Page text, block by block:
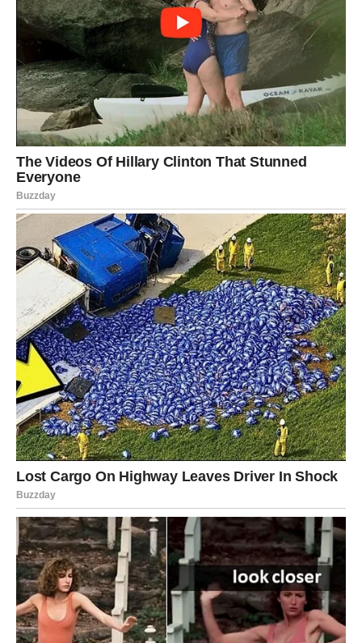
Podrška porodice kao temelj uspjeha
Jedan od ključnih faktora njenog uspjeha bila je podrška
porodice, posebno njenog oca, koji joj je pružao savjete i
ohrabrenje. U trenucima kada su sumnje počinjale da se
javljaju, njegova podrška bila je od suštinskog značaja. On joj
je omogućio da se fokusira na stvaranje muzike, umjesto na
pritisak koji dolazi s javnim životom. Ta podrška nije bila samo
emocionalna; tijekom godina, njen otac je bio prisutan na svim
važnim momentima u njenoj karijeri, bilo da se radilo o
nastupima ili snimanju novih pjesama. Ovakva podrška joj je
omogućila da se razvija kao umjetnica, ostajući vjerna
vlastitim vrednostima i identitetu. Na taj način, ona je pronašla
snagu u svojoj porodici, koja joj je pomogla da se suoči s
izazovima i ostane fokusirana na svoje ciljeve.
Prelomni trenutak i umjetnička
prepoznatljivost
Kada je njena karijera napredovala, Nikolija je postajala sve